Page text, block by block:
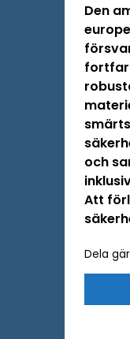
Den
och
Att
Dela